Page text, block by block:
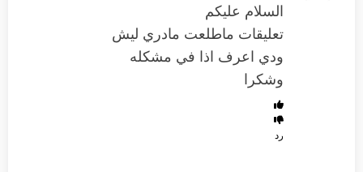
السلام عليكم
تعليقات ماطلعت مادري ليش
ودي اعرف اذا في مشكله
وشكرا
رد